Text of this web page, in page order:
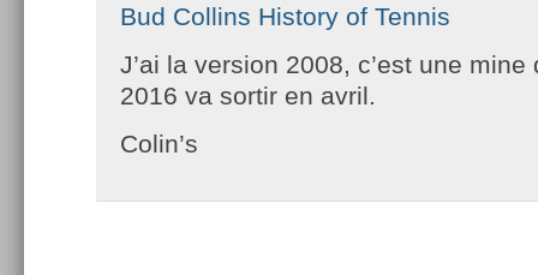
Bud Collins History of Tennis
J’ai la version 2008, c’est une mine
2016 va sortir en avril.
Colin’s